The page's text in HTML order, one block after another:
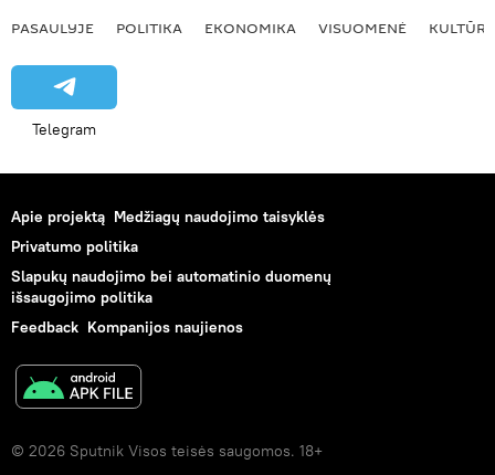
PASAULYJE POLITIKA EKONOMIKA VISUOMENĖ KULTŪRA
Telegram
Apie projektą Medžiagų naudojimo taisyklės
Privatumo politika
Slapukų naudojimo bei automatinio duomenų
išsaugojimo politika
Feedback Kompanijos naujienos
© 2026 Sputnik Visos teisės saugomos. 18+